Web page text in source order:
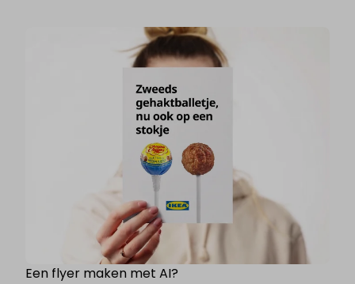
Een flyer maken met AI?